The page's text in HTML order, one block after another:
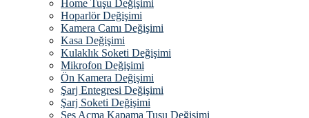
Home Tuşu Değişimi
Hoparlör Değişimi
Kamera Camı Değişimi
Kasa Değişimi
Kulaklık Soketi Değişimi
Mikrofon Değişimi
Ön Kamera Değişimi
Şarj Entegresi Değişimi
Şarj Soketi Değişimi
Ses Açma Kapama Tuşu Değişimi